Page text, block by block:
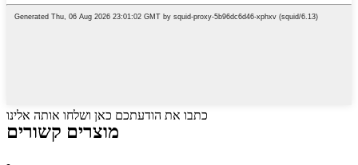
כתבו את הודעתכם כאן ושלחו אותה אלינו
מוצרים קשורים